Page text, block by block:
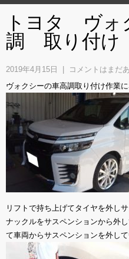
トヨタ ヴ
調 取り付け
2019年4月15日
コメントはまだ
ヴォクシーの車高調取り付け作業に
リフトで持ち上げてタイヤを外し
ナックルをサスペンションから外
て車両からサスペンションを外して